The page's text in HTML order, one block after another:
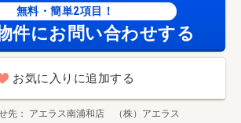
無料・簡単2項目！
件にお問い合わせする
お気に入りに追加する
先 アエラス南浦和店 （株）アエラス